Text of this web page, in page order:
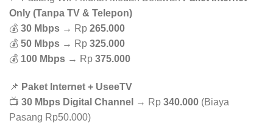
Only (Tanpa TV & Telepon)
💰 30 Mbps → Rp 265.000
💰 50 Mbps → Rp 325.000
💰 100 Mbps → Rp 375.000
📌 Paket Internet + UseeTV
📺 30 Mbps Digital Channel → Rp 340.000 (Biaya
Pasang Rp50.000)